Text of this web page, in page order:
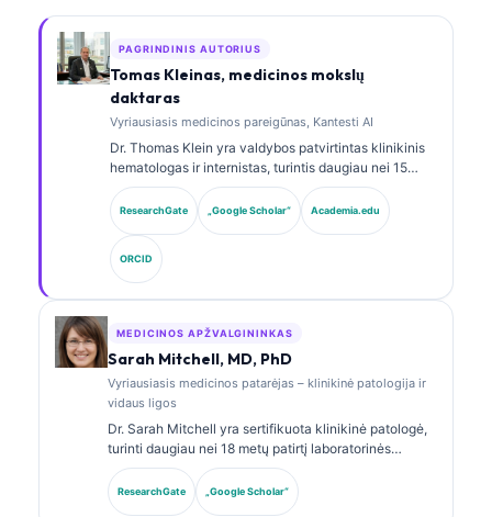
PAGRINDINIS AUTORIUS
Tomas Kleinas, medicinos mokslų
daktaras
Vyriausiasis medicinos pareigūnas, Kantesti AI
Dr. Thomas Klein yra valdybos patvirtintas klinikinis
hematologas ir internistas, turintis daugiau nei 15
metų patirtį laboratorinės medicinos ir AI pagalba
atliekamos klinikinės analizės srityse. Būdamas
Kantesti AI vyriausiuoju medicinos pareigūnu, jis
užtikrina klinikinę nuosavo neuroninio tinklo
medicininio tikslumo priežiūrą. Dr. Klein yra plačiai
publikavęs biomarkerių interpretavimo ir
laboratorinės diagnostikos laboratorinės medicinos
ResearchGate „Google Scholar“ Academia.edu
ORCID
MEDICINOS APŽVALGININKAS
Sarah Mitchell, MD, PhD
Vyriausiasis medicinos patarėjas – klinikinė patologija ir
vidaus ligos
Dr. Sarah Mitchell yra sertifikuota klinikinė patologė,
turinti daugiau nei 18 metų patirtį laboratorinės
medicinos ir diagnostinės analizės srityje. Ji turi
klinikinės chemijos specializacijos sertifikatus ir
plačiai publikavo biomarkerių panelių bei
ResearchGate „Google Scholar“